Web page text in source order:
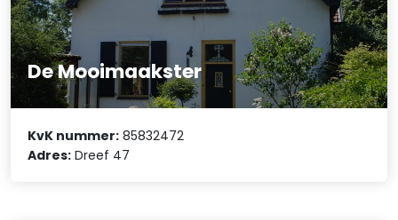
De Mooimaakster
KvK nummer: 85832472
Adres: Dreef 47